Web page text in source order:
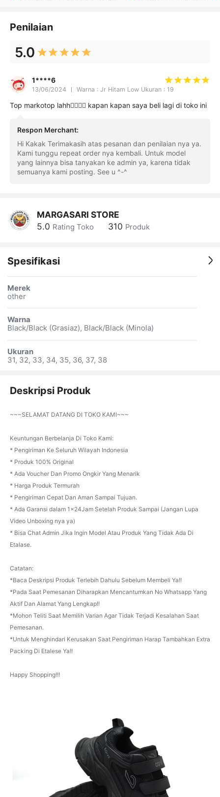
Penilaian
5.0
1****6
13/06/2024 Warna : Jr Hitam Low Ukuran : 19
Top markotop lahh👍🏻👍🏻 kapan kapan saya beli lagi di toko ini
Respon Merchant:
Hi Kakak Terimakasih atas pesanan dan penilaian nya ya.
Kami tunggu repeat order nya kembali. Untuk model
yang lainnya bisa tanyakan ke admin ya, karena tidak
semuanya kami posting. See u ^-^
MARGASARI STORE
5.0 Rating Toko 310 Produk
Spesifikasi
Merek
other
Warna
Black/Black (Grasiaz), Black/Black (Minola)
Ukuran
31, 32, 33, 34, 35, 36, 37, 38
Deskripsi Produk
~~~SELAMAT DATANG DI TOKO KAMI~~~
Keuntungan Berbelanja Di Toko Kami:
* Pengiriman Ke Seluruh Wilayah Indonesia
* Produk 100% Original
* Ada Voucher Dan Promo Ongkir Yang Menarik
* Harga Produk Termurah
* Pengiriman Cepat Dan Aman Sampai Tujuan.
* Ada Garansi dalam 1x24Jam Setelah Produk Sampai (Jangan Lupa
Video Unboxing nya ya)
* Bisa Chat Admin Jika Ingin Model Atau Produk Yang Tidak Ada Di
Etalase.
Catatan:
*Baca Deskripsi Produk Terlebih Dahulu Sebelum Membeli Ya!!
*Pada Saat Pemesanan Diharapkan Mencantumkan No Whatsapp Yang
Aktif Dan Alamat Yang Lengkap!!
*Mohon Teliti Saat Memilih Varian Agar Tidak Terjadi Kesalahan Saat
Pemesanan.
*Untuk Menghindari Kerusakan Saat Pengiriman Harap Tambahkan Extra
Packing Di Etalese Ya!!
Happy Shopping!!!